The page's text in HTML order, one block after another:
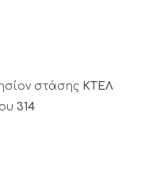
στάσης ΚΤΕΛ
314